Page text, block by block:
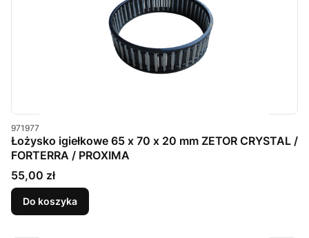
Kod produktu
971977
Łożysko igiełkowe 65 x 70 x 20 mm ZETOR CRYSTAL /
FORTERRA / PROXIMA
Cena
55,00 zł
Do koszyka